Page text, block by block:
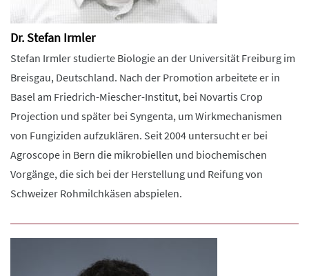
Dr. Stefan Irmler
Stefan Irmler studierte Biologie an der Universität Freiburg im
Breisgau, Deutschland. Nach der Promotion arbeitete er in
Basel am Friedrich-Miescher-Institut, bei Novartis Crop
Projection und später bei Syngenta, um Wirkmechanismen
von Fungiziden aufzuklären. Seit 2004 untersucht er bei
Agroscope in Bern die mikrobiellen und biochemischen
Vorgänge, die sich bei der Herstellung und Reifung von
Schweizer Rohmilchkäsen abspielen.